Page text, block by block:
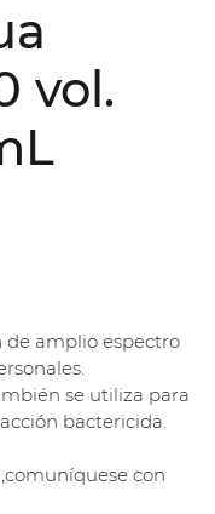
vol.
de amplio espectro
se utiliza para
bactericida.
con